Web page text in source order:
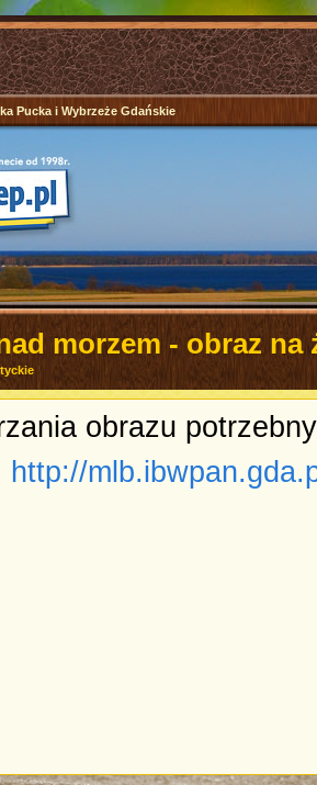
Pucka i Wybrzeże Gdańskie
morzem - obraz na
obrazu
http://